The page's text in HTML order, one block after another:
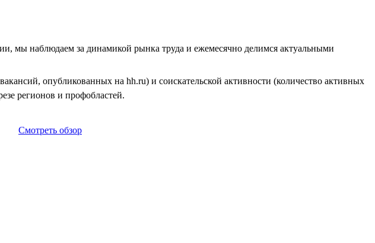
мы наблюдаем за динамикой рынка труда и ежемесячно делимся актуальными
опубликованных на hh.ru) и соискательской активности (количество активных
регионов и профобластей.
Смотреть обзор